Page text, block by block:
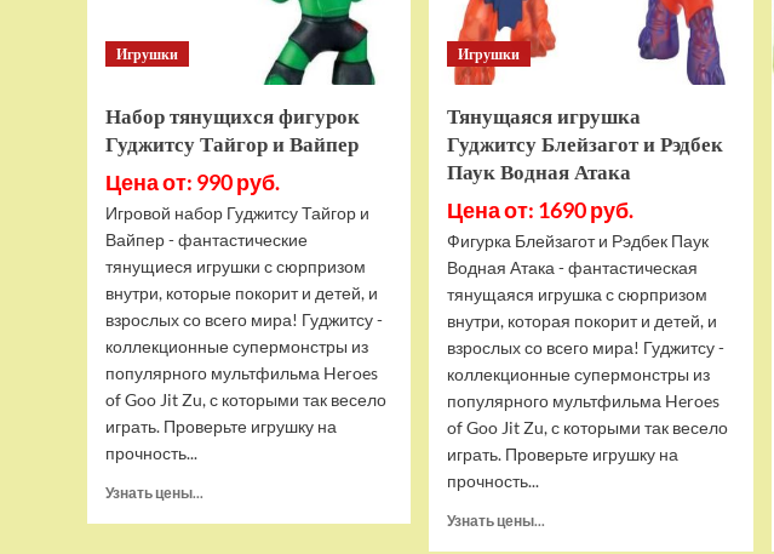
Игрушки
Набор тянущихся фигурок
Гуджитсу Тайгор и Вайпер
Цена от: 990 руб.
Игровой набор Гуджитсу Тайгор и
Вайпер - фантастические
тянущиеся игрушки с сюрпризом
внутри, которые покорит и детей, и
взрослых со всего мира! Гуджитсу -
коллекционные супермонстры из
популярного мультфильма Heroes
of Goo Jit Zu, с которыми так весело
играть. Проверьте игрушку на
прочность...
Узнать цены...
Игрушки
Тянущаяся игрушка
Гуджитсу Блейзагот и Рэдбек
Паук Водная Атака
Цена от: 1690 руб.
Фигурка Блейзагот и Рэдбек Паук
Водная Атака - фантастическая
тянущаяся игрушка с сюрпризом
внутри, которая покорит и детей, и
взрослых со всего мира! Гуджитсу -
коллекционные супермонстры из
популярного мультфильма Heroes
of Goo Jit Zu, с которыми так весело
играть. Проверьте игрушку на
прочность...
Узнать цены...